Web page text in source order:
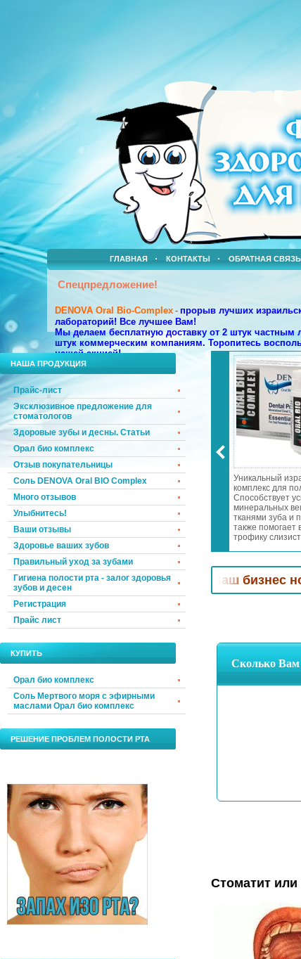
ГЛАВНАЯ КОНТАКТЫ ОБРАТНАЯ СВЯЗЬ
Спецпредложение!
DENOVA Oral Bio-Complex - прорыв лучших
лабораторий! Все лучшее Вам!
Мы делаем бесплатную доставку от 2 штук частным
штук коммерческим компаниям. Торопитесь
нашей акцией!
НАША ПРОДУКЦИЯ
Прайс-лист
Эксклюзивное предложение для
стоматологов
Здоровые зубы и десны. Статьи
Орал био комплекс
Отзыв покупательницы
Соль DENOVA Oral BIO Complex
Много отзывов
Улыбнитесь!
Ваши отзывы
Здоровье ваших зубов
Правильный уход за зубами
Гигиена полости рта - залог здоровья
зубов и десен
Регистрация
Прайс лист
КУПИТЬ
Орал био комплекс
Соль Мертвого моря с эфирными
маслами Орал био комплекс
РЕШЕНИЕ ПРОБЛЕМ ПОЛОСТИ РТА
изо рта
Осветление и
эмали! Лечение
и пародонтита!
в
всего за
Эксклюзивное предложение
для стоматологов!
Специальные цены и подарки!
Мы возвращаем к Вам
клиентов, которые уже хотели
уйти к Вашим конкурентам.
Уникальный
комплекс для
Способствует
минеральных
тканями зуба и
также помогает
трофику
дёсен.
Привлечемв Ваш бизнес новых
Стоматит или